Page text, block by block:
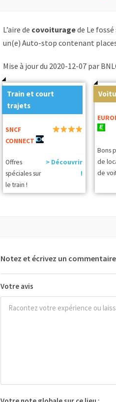
L’aire de covoituragede Le
un(e) Auto-stop contenant
Mise à jour du 2020-12-07 par
Train et court
trajets
SNCF
CONNECT
Offres
spéciales sur
le train !
> Découvrir
!
Bons
de
de
Notez et écrivez un commentaire
Votre avis